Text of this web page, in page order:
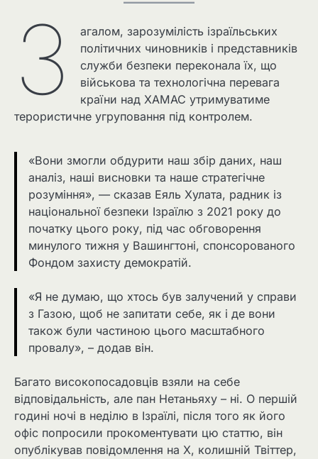
З
агалом, зарозумілість ізраїльських
політичних чиновників і представників
служби безпеки переконала їх, що
військова та технологічна перевага
країни над ХАМАС утримуватиме
терористичне угруповання під контролем.
«Вони змогли обдурити наш збір даних, наш
аналіз, наші висновки та наше стратегічне
розуміння», — сказав Еяль Хулата, радник із
національної безпеки Ізраїлю з 2021 року до
початку цього року, під час обговорення
минулого тижня у Вашингтоні, спонсорованого
Фондом захисту демократій.
«Я не думаю, що хтось був залучений у справи
з Газою, щоб не запитати себе, як і де вони
також були частиною цього масштабного
провалу», – додав він.
Багато високопосадовців взяли на себе
відповідальність, але пан Нетаньяху – ні. О першій
годині ночі в неділю в Ізраїлі, після того як його
офіс попросили прокоментувати цю статтю, він
опублікував повідомлення на X, колишній Твіттер,